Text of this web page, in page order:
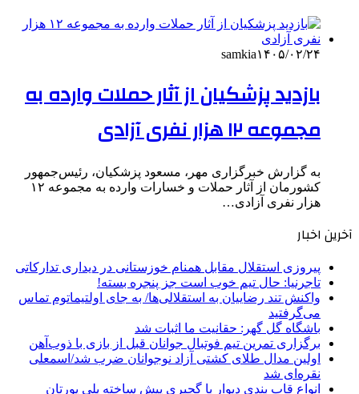
samkia۱۴۰۵/۰۲/۲۴
بازدید پزشکیان از آثار حملات وارده به
مجموعه ۱۲ هزار نفری آزادی
به گزارش خبرگزاری مهر، مسعود پزشکیان، رئیس‌جمهور
کشورمان از آثار حملات و خسارات وارده به مجموعه ۱۲
هزار نفری آزادی…
آخرین اخبار
پیروزی استقلال مقابل همنام خوزستانی در دیداری تدارکاتی
تاجرنیا: حال تیم خوب است جز پنجره بسته!
واکنش تند رضاییان به استقلالی‌ها/ به جای اولتیماتوم تماس
می‌گرفتید
باشگاه گل گهر: حقانیت ما اثبات شد
برگزاری تمرین تیم فوتبال جوانان قبل از بازی با ذوب‌آهن
اولین مدال طلای کشتی آزاد نوجوانان ضرب شد/اسمعلی
نقره‌ای شد
انواع قاب بندی دیوار با گچبری پیش ساخته پلی یورتان